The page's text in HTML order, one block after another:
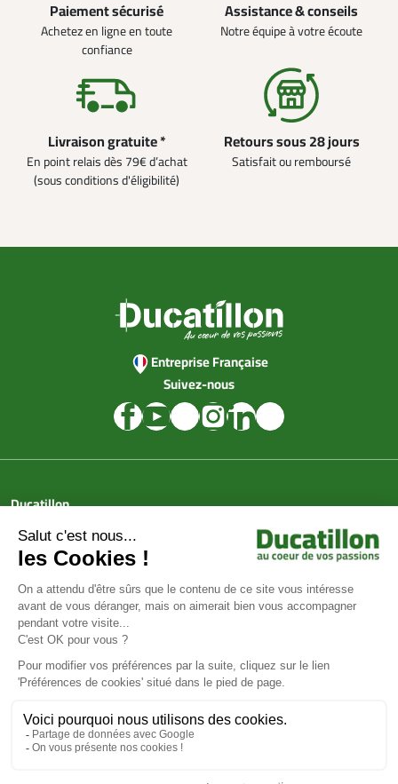
Paiement sécurisé
Achetez en ligne en toute
confiance
Assistance & conseils
Notre équipe à votre écoute
Livraison gratuite *
En point relais dès 79€ d’achat
(sous conditions d'éligibilité)
Retours sous 28 jours
Satisfait ou remboursé
Entreprise Française
Suivez-nous
Ducatillon
Achat en ligne
Services
Aide & Conseils
Paiement sécurisé